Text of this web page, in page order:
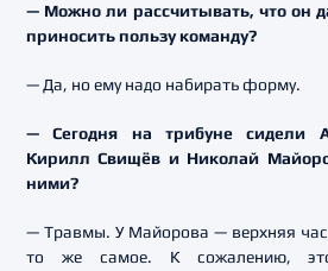
— Можно ли рассчитывать, что он
приносить пользу команду?
— Да, но ему надо набирать форму.
— Сегодня на трибуне сидели
Кирилл Свищёв и Николай
ними?
— Травмы. У Майорова — верхняя
то же самое. К сожалению,